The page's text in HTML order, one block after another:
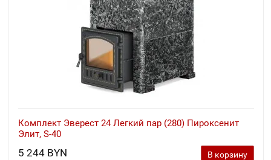
Комплект Эверест 24 Легкий пар (280) Пироксенит
Элит, S-40
5 244 BYN В корзину